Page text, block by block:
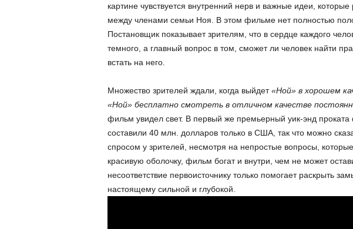
картине чувствуется внутренний нерв и важные идеи,
между членами семьи Ноя. В этом фильме нет полностью
Постановщик показывает зрителям, что в сердце каждого
темного, а главный вопрос в том, сможет ли человек найти
встать на него.
Множество зрителей ждали, когда выйдет«Ной» в хорошем
«Ной» бесплатно смотреть в отличном качестве
фильм увидел свет. В первый же премьерный уик-энд
составили 40 млн. долларов только в США, так что можно
спросом у зрителей, несмотря на непростые вопросы,
красивую оболочку, фильм богат и внутри, чем не может
несоответствие первоисточнику только помогает раскрыть
настоящему сильной и глубокой.